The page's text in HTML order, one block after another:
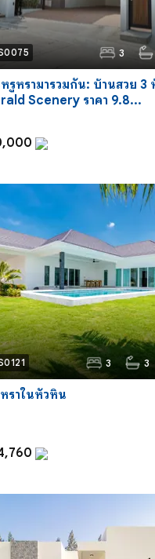
3
รูหรามารวมกัน: บ้านสวย 3
Scenery ราคา 9.8...
3 3
ราในหัวหิน